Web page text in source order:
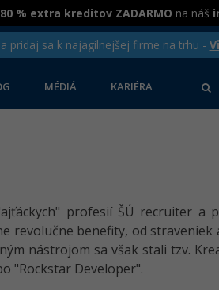
80 % extra kreditov ZADARMO na náš
pridaj sa k najagilnejšej firme na trhu -
MÉDIÁ KARIÉRA
profesií ŠÚ recruiter a
revolučne benefity, od straveniek
nástrojom sa však stali tzv.
"Rockstar Developer".